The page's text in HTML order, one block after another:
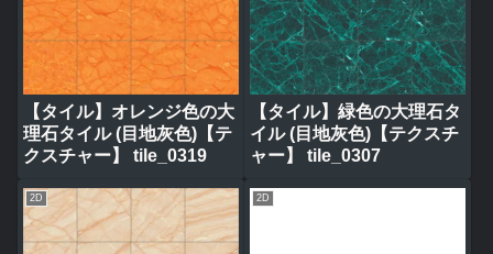
【タイル】オレンジ色の大
理石タイル (目地灰色)【テ
クスチャー】 tile_0319
【タイル】緑色の大理石タ
イル (目地灰色)【テクスチ
ャー】 tile_0307
2D 2D